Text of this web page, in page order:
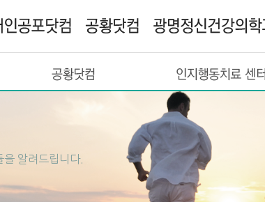
공황닷컴 인지행동치료 센터
알려드립니다.